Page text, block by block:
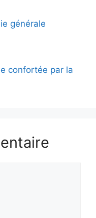
générale
confortée par la